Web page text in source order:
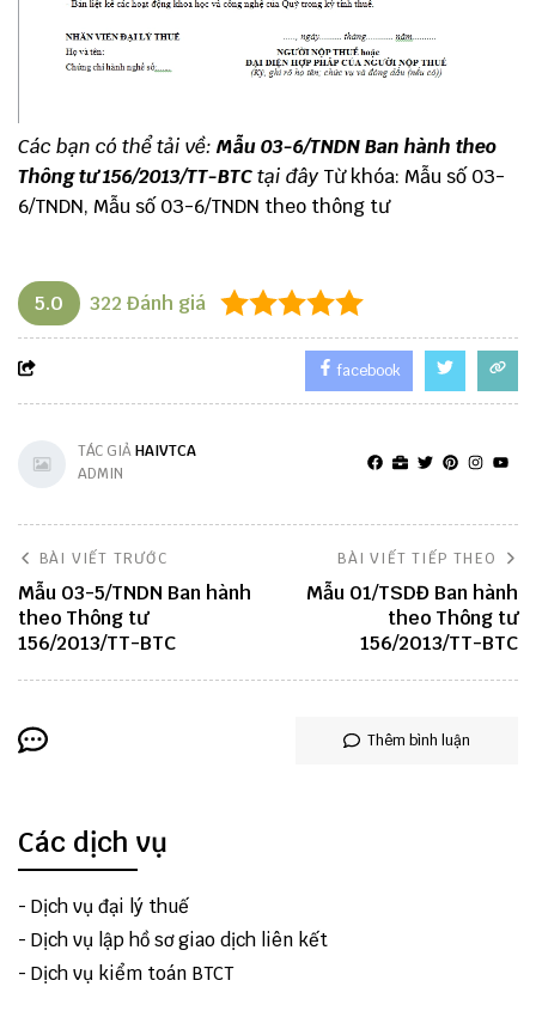
Các bạn có thể tải về: Mẫu 03-6/TNDN Ban hành theo
Thông tư 156/2013/TT-BTCtại đây Từ khóa: Mẫu số 03-
6/TNDN, Mẫu số 03-6/TNDN theo thông tư
5.0 322 Đánh giá
facebook
TÁC GIẢHAIVTCA
ADMIN
BÀI VIẾT TRƯỚC
Mẫu 03-5/TNDN Ban hành
theo Thông tư
156/2013/TT-BTC
BÀI VIẾT TIẾP THEO
Mẫu 01/TSDĐ Ban hành
theo Thông tư
156/2013/TT-BTC
Thêm bình luận
Các dịch vụ
- Dịch vụ đại lý thuế
- Dịch vụ lập hồ sơ giao dịch liên kết
- Dịch vụ kiểm toán BTCT